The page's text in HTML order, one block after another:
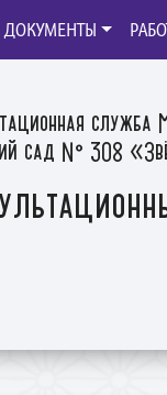
служба
сад № 308
ДОКУМЕНТЫ